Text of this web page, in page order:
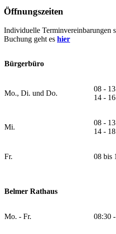
Öffnungszeiten
Individuelle Terminvereinbarungen
Buchung geht es hier
Bürgerbüro
Mo., Di. und Do.
08 -
14 -
Mi.
08 -
14 -
Fr. 08 bis
Belmer Rathaus
Mo. - Fr. 08:30